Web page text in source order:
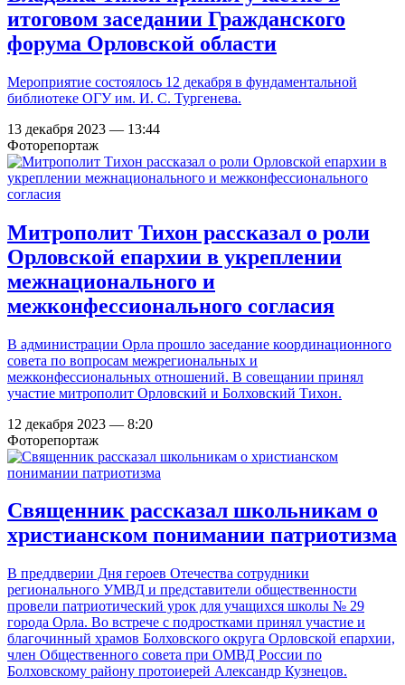
итоговом заседании Гражданского
форума Орловской области
Мероприятие состоялось 12 декабря в фундаментальной
библиотеке ОГУ им. И. С. Тургенева.
13 декабря 2023 — 13:44
Фоторепортаж
Митрополит Тихон рассказал о роли
Орловской епархии в укреплении
межнационального и
межконфессионального согласия
В администрации Орла прошло заседание координационного
совета по вопросам межрегиональных и
межконфессиональных отношений. В совещании принял
участие митрополит Орловский и Болховский Тихон.
12 декабря 2023 — 8:20
Фоторепортаж
Священник рассказал школьникам о
христианском понимании патриотизма
В преддверии Дня героев Отечества сотрудники
регионального УМВД и представители общественности
провели патриотический урок для учащихся школы № 29
города Орла. Во встрече с подростками принял участие и
благочинный храмов Болховского округа Орловской епархии,
член Общественного совета при ОМВД России по
Болховскому району протоиерей Александр Кузнецов.